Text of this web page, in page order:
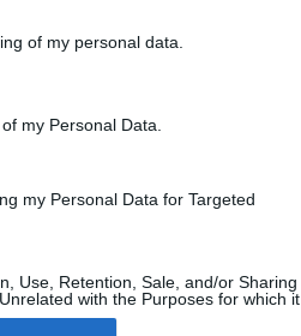
of my personal data.
my Personal Data.
my Personal Data for Targeted
Use, Retention, Sale, and/or Sharing
with the Purposes for which it